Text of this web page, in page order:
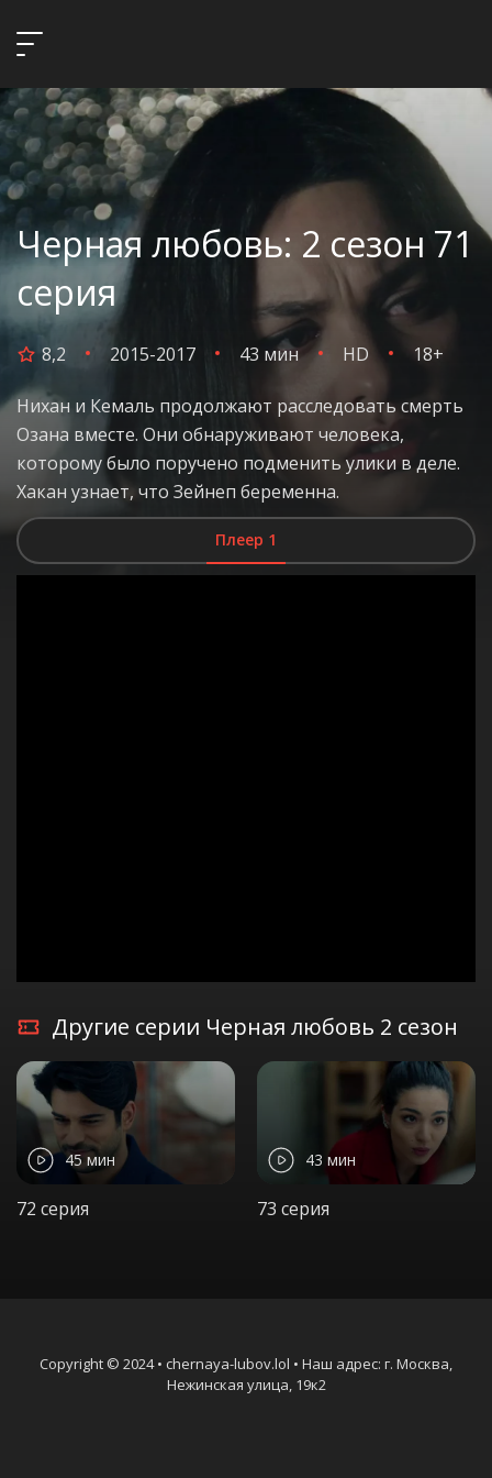
Черная любовь: 2 сезон 71
серия
8,2 2015-2017 43 мин HD 18+
Нихан и Кемаль продолжают расследовать смерть
Озана вместе. Они обнаруживают человека,
которому было поручено подменить улики в деле.
Хакан узнает, что Зейнеп беременна.
Плеер 1
Другие серии Черная любовь 2 сезон
45 мин
72 серия
43 мин
73 серия
Copyright © 2024 • chernaya-lubov.lol • Наш адрес: г. Москва,
Нежинская улица, 19к2